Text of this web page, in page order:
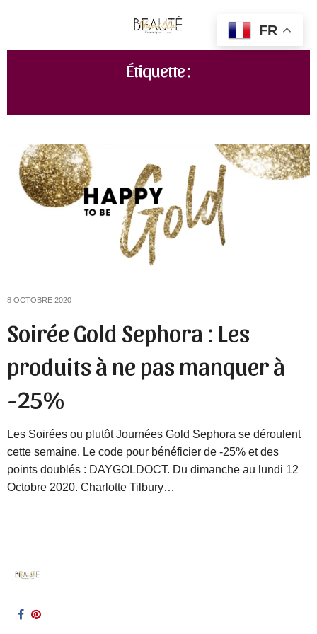
Étiquette :
8 OCTOBRE 2020
Soirée Gold Sephora : Les
produits à ne pas manquer à
-25%
Les Soirées ou plutôt Journées Gold Sephora se déroulent
cette semaine. Le code pour bénéficier de -25% et des
points doublés : DAYGOLDOCT. Du dimanche au lundi 12
Octobre 2020. Charlotte Tilbury…
FR